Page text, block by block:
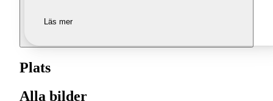
Läs mer
Plats
Alla bilder